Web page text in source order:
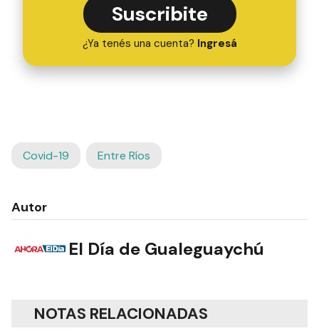
Suscribite
¿Ya tenés una cuenta? Ingresá
Covid-19 Entre Ríos
Autor
El Día de Gualeguaychú
NOTAS RELACIONADAS